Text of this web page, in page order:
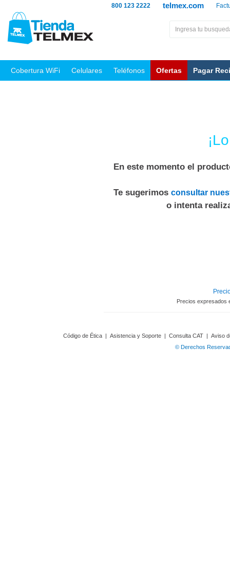
telmex.com
800 123 2222
Cobertura WiFi Celulares Teléfonos Ofertas Pagar
En este momento el
Te sugerimos consultar
o intenta
Precios expresados
Código de Ética | Asistencia y Soporte | Consulta CAT | Aviso
© Derechos